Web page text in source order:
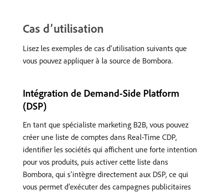
Cas d’utilisation
Lisez les exemples de cas d’utilisation suivants que
vous pouvez appliquer à la source de Bombora.
Intégration de Demand-Side Platform
(DSP)
En tant que spécialiste marketing B2B, vous pouvez
créer une liste de comptes dans Real-Time CDP,
identifier les sociétés qui affichent une forte intention
pour vos produits, puis activer cette liste dans
Bombora, qui s’intègre directement aux DSP, ce qui
vous permet d’exécuter des campagnes publicitaires